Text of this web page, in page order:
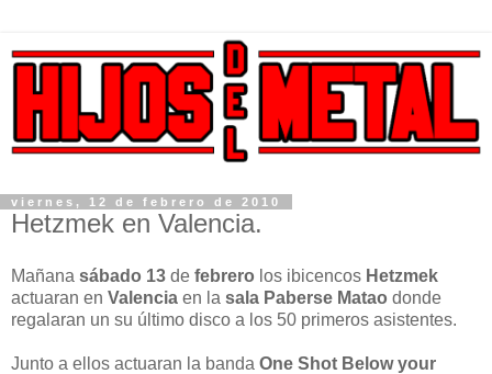
viernes, 12 de febrero de 2010
Hetzmek en Valencia.
Mañana sábado 13 de febrero los ibicencos Hetzmek
actuaran en Valencia en la sala Paberse Matao donde
regalaran un su último disco a los 50 primeros asistentes.
Junto a ellos actuaran la banda One Shot Below your